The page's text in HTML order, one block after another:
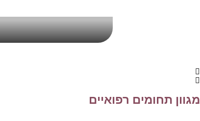
מגוון תחומים רפואיים